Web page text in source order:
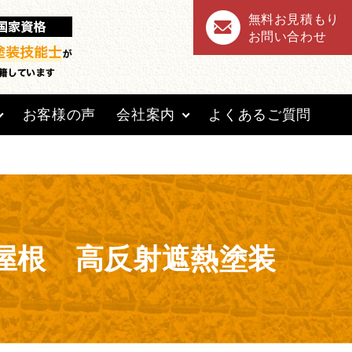
base/single-voice.php on line 8
無料お見積もり
お問い合わせ
お客様の声 会社案内 よくあるご質問
根 高反射遮熱塗装